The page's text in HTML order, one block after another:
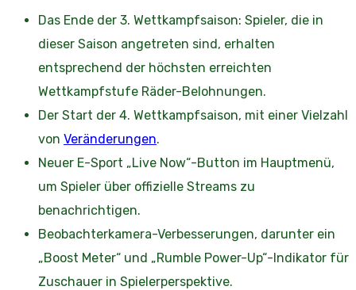
Das Ende der 3. Wettkampfsaison: Spieler, die in
dieser Saison angetreten sind, erhalten
entsprechend der höchsten erreichten
Wettkampfstufe Räder-Belohnungen.
Der Start der 4. Wettkampfsaison, mit einer Vielzahl
von Veränderungen.
Neuer E-Sport „Live Now“-Button im Hauptmenü,
um Spieler über offizielle Streams zu
benachrichtigen.
Beobachterkamera-Verbesserungen, darunter ein
„Boost Meter“ und „Rumble Power-Up“-Indikator für
Zuschauer in Spielerperspektive.